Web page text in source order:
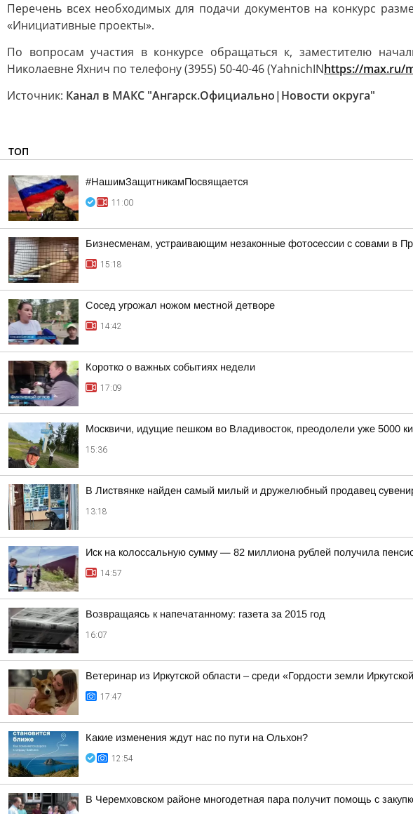
Перечень всех необходимых для подачи документов на конкурс
«Инициативные проекты».
По вопросам участия в конкурсе обращаться к, заместителю
Николаевне Яхнич по телефону (3955) 50-40-46 (YahnichINhttps://max.ru/
Источник: Канал в МАКС "Ангарск.Официально|Новости округа"
ТОП
#НашимЗащитникамПосвящается
11:00
Бизнесменам, устраивающим незаконные фотосессии с совами в
15:18
Сосед угрожал ножом местной детворе
14:42
Коротко о важных событиях недели
17:09
Москвичи, идущие пешком во Владивосток, преодолели уже 5000
15:36
В Листвянке найден самый милый и дружелюбный продавец
13:18
Иск на колоссальную сумму — 82 миллиона рублей получила
14:57
Возвращаясь к напечатанному: газета за 2015 год
16:07
Ветеринар из Иркутской области – среди «Гордости земли
17:47
Какие изменения ждут нас по пути на Ольхон?
12:54
В Черемховском районе многодетная пара получит помощь с